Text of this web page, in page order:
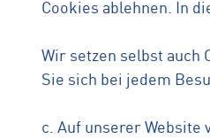
Cookies ablehnen. In
Wir setzen selbst auch
Sie sich bei jedem
c. Auf unserer Website